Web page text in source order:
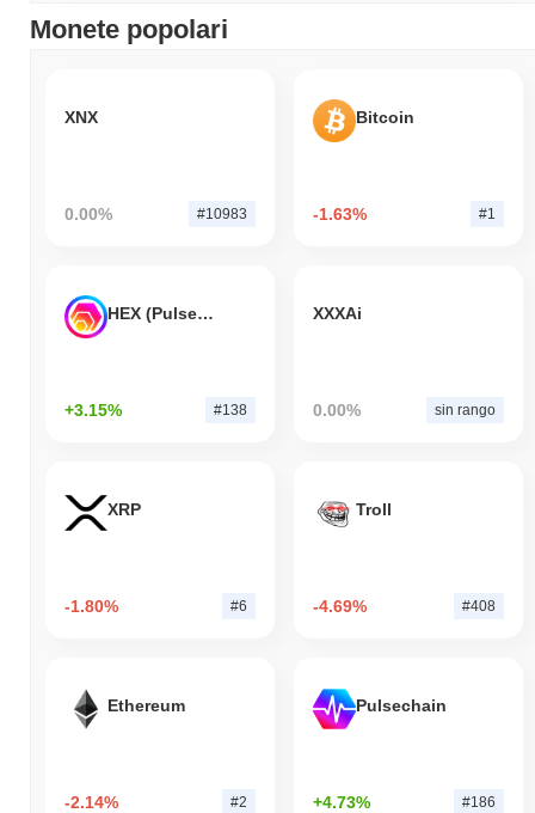
Monete popolari
XNX
0.00% #10983
Bitcoin
-1.63% #1
HEX (Pulsechain)
+3.15% #138
XXXAi
0.00% sin rango
XRP
-1.80% #6
Troll
-4.69% #408
Ethereum
-2.14% #2
Pulsechain
+4.73% #186